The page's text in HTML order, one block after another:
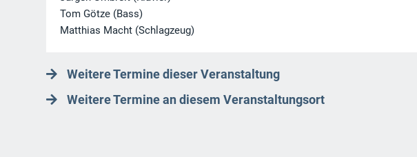
Tom Götze (Bass)
Matthias Macht (Schlagzeug)
Weitere Termine dieser Veranstaltung
Weitere Termine an diesem Veranstaltungsort